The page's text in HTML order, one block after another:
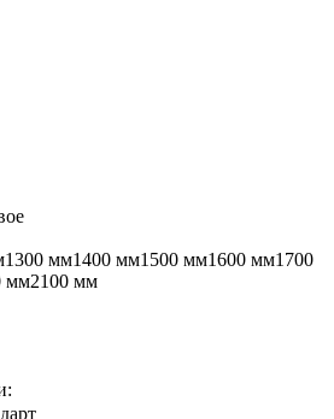
1300 мм1400 мм1500 мм1600 мм1700
мм2100 мм